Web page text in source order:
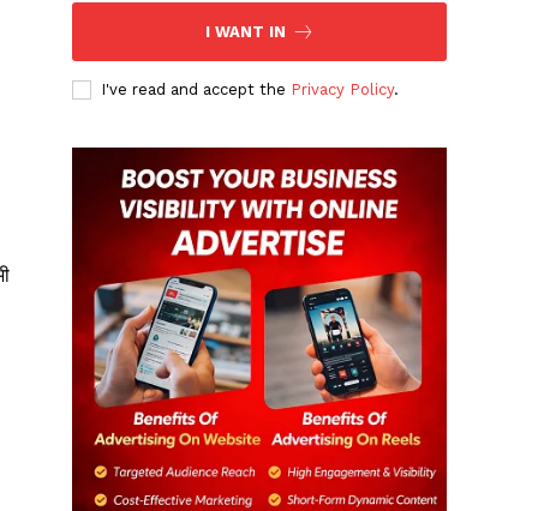
I WANT IN
I've read and accept the Privacy Policy.